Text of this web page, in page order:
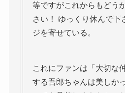
等ですがこれからもどう
さい！ ゆっくり休んで下
ジを寄せている。
これにファンは「大切な
する吾郎ちゃんは美しか